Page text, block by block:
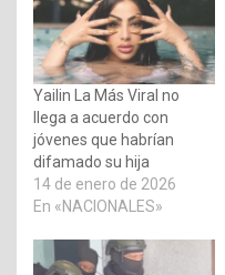
Yailin La Más Viral no
llega a acuerdo con
jóvenes que habrían
difamado su hija
14 de enero de 2026
En «NACIONALES»